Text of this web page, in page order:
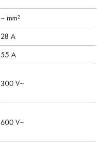
– mm²
28 A
55 A
300 V~
600 V~